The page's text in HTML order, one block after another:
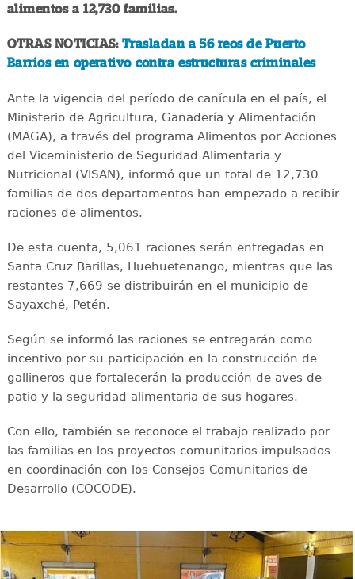
alimentos a 12,730 familias.
OTRAS NOTICIAS: Trasladan a 56 reos de Puerto
Barrios en operativo contra estructuras criminales
Ante la vigencia del período de canícula en el país, el
Ministerio de Agricultura, Ganadería y Alimentación
(MAGA), a través del programa Alimentos por Acciones
del Viceministerio de Seguridad Alimentaria y
Nutricional (VISAN), informó que un total de 12,730
familias de dos departamentos han empezado a recibir
raciones de alimentos.
De esta cuenta, 5,061 raciones serán entregadas en
Santa Cruz Barillas, Huehuetenango, mientras que las
restantes 7,669 se distribuirán en el municipio de
Sayaxché, Petén.
Según se informó las raciones se entregarán como
incentivo por su participación en la construcción de
gallineros que fortalecerán la producción de aves de
patio y la seguridad alimentaria de sus hogares.
Con ello, también se reconoce el trabajo realizado por
las familias en los proyectos comunitarios impulsados
en coordinación con los Consejos Comunitarios de
Desarrollo (COCODE).